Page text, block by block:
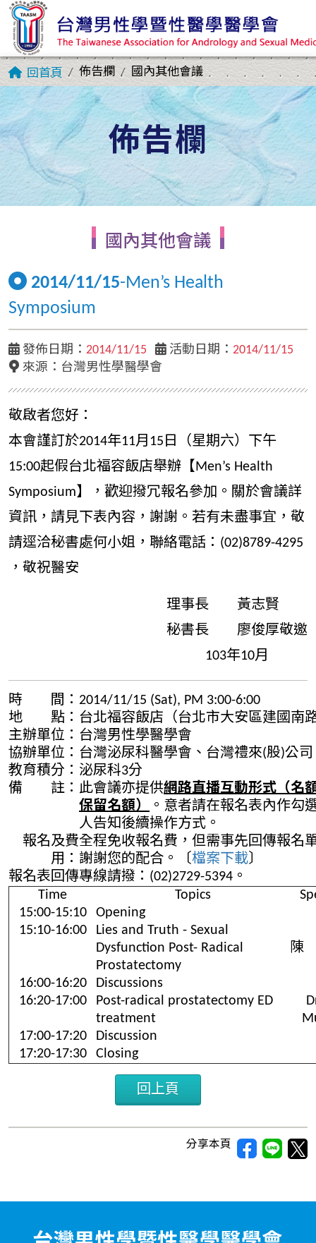
回首頁 佈告欄 國內其他會議
佈告欄
國內其他會議
2014/11/15-Men’s Health
Symposium
發佈日期： 2014/11/15 活動日期： 2014/11/15
來源：台灣男性學醫學會
敬啟者您好：
本會謹訂於2014年11月15日（星期六）下午
15:00起假台北福容飯店舉辦【Men’s Health
Symposium】，歡迎撥冗報名參加。關於會議詳
資訊，請見下表內容，謝謝。若有未盡事宜，敬
請逕洽秘書處何小姐，聯絡電話：(02)8789-4295
，敬祝醫安
理事長 黃志賢
秘書長 廖俊厚敬邀
103年10月
時 間： 2014/11/15 (Sat), PM 3:00-6:00
地 點： 台北福容飯店（台北市大安區建國南
主辦單位： 台灣男性學醫學會
協辦單位： 台灣泌尿科醫學會、台灣禮來(股)公司
教育積分： 泌尿科3分
備 註： 此會議亦提供網路直播互動形式（名
保留名額）
。意者請在報名表內作勾
人告知後續操作方式。
報名及費
用：
全程免收報名費，但需事先回傳報名
謝謝您的配合。〔檔案下載〕
報名表回傳專線請撥：(02)2729-5394。
Time
Topics
15:00-15:10
Opening
15:10-16:00
Lies and Truth - Sexual
Dysfunction Post- Radical
Prostatectomy
陳
16:00-16:20
Discussions
16:20-17:00
Post-radical prostatectomy ED
treatment
17:00-17:20
Discussion
17:20-17:30
Closing
回上頁
分享本頁